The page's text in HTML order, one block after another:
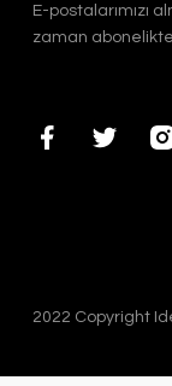
E-postalarımızı
zaman
2022 Copyright